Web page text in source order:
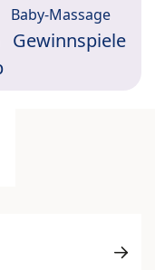
Baby-Massage
Gewinnspiele